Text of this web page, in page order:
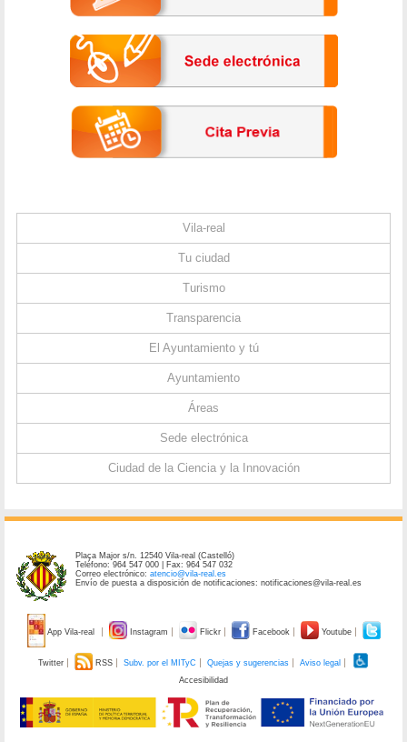
Vila-real
Tu ciudad
Turismo
Transparencia
El Ayuntamiento y tú
Ayuntamiento
Áreas
Sede electrónica
Ciudad de la Ciencia y la Innovación
Plaça Major s/n. 12540 Vila-real (Castelló)
Teléfono: 964 547 000 | Fax: 964 547 032
Correo electrónico:atencio@vila-real.es
Envío de puesta a disposición de notificaciones: notificaciones@vila-real.es
App Vila-real Instagram Flickr Facebook Youtube
Twitter RSS Subv. por el MITyC Quejas y sugerencias
Aviso legal
Accesibilidad